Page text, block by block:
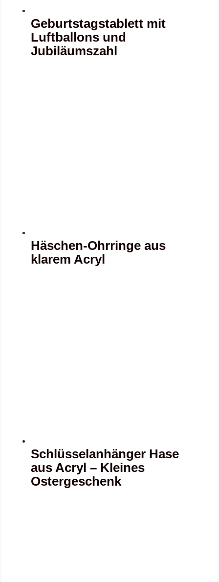
Geburtstagstablett mit
Luftballons und
Jubiläumszahl
Häschen-Ohrringe aus
klarem Acryl
Schlüsselanhänger Hase
aus Acryl – Kleines
Ostergeschenk